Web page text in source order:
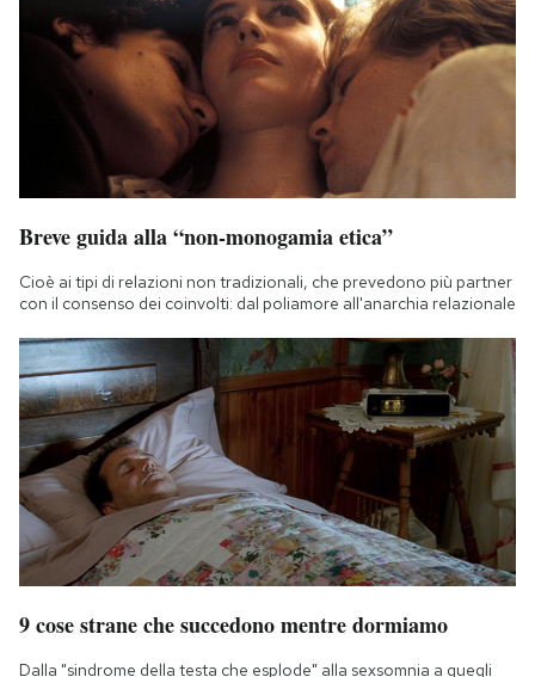
Breve guida alla “non-monogamia etica”
Cioè ai tipi di relazioni non tradizionali, che prevedono più partner
con il consenso dei coinvolti: dal poliamore all'anarchia relazionale
9 cose strane che succedono mentre dormiamo
Dalla "sindrome della testa che esplode" alla sexsomnia a quegli